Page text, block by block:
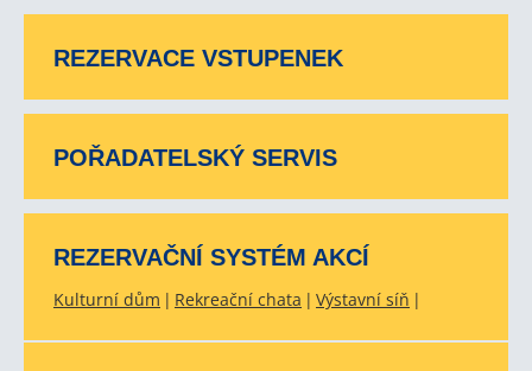
REZERVACE VSTUPENEK
POŘADATELSKÝ SERVIS
REZERVAČNÍ SYSTÉM AKCÍ
Kulturní dům Rekreační chata Výstavní síň